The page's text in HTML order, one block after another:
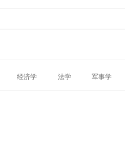
经济学 法学 军事学